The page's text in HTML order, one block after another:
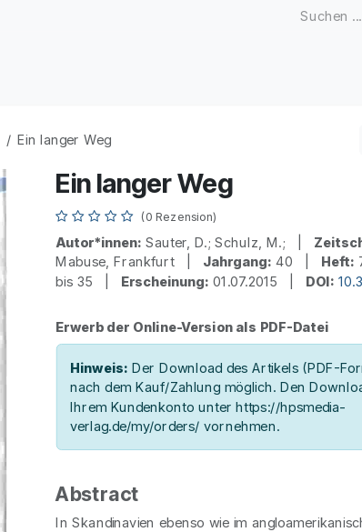
Ein langer Weg
Ein langer Weg
(0 Rezension)
Autor*innen: Sauter, D.; Schulz, M.; |
Mabuse, Frankfurt | Jahrgang: 40 | Heft:
bis 35 | Erscheinung: 01.07.2015 | DOI:
Erwerb der Online-Version als PDF-Datei
Hinweis: Der Download des Artikels (PDF-
nach dem Kauf/Zahlung möglich. Den
Ihrem Kundenkonto unter https://hpsmedia-
verlag.de/my/orders/ vornehmen.
Abstract
In Skandinavien ebenso wie im